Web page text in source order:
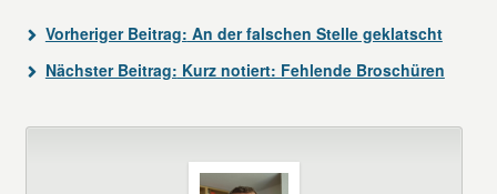
Vorheriger Beitrag: An der falschen Stelle geklatscht
Nächster Beitrag: Kurz notiert: Fehlende Broschüren